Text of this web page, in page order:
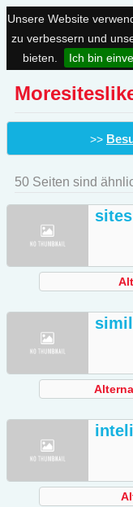
Unsere Website
zu verbessern und
bieten.
Ich bin
>>
50 Seiten sind